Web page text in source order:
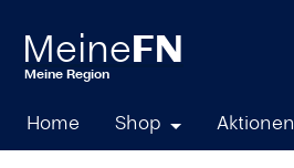
Home Shop Aktionen